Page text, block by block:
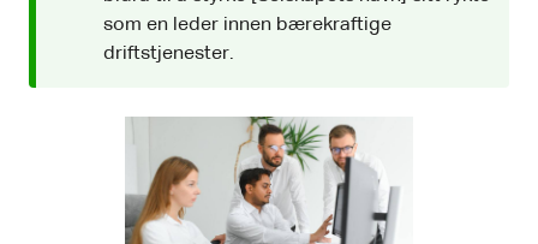
som en leder innen bærekraftige
driftstjenester.